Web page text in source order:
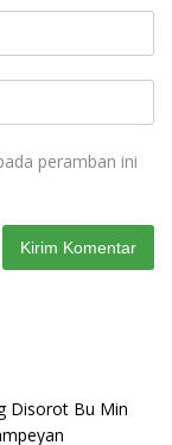
peramban ini